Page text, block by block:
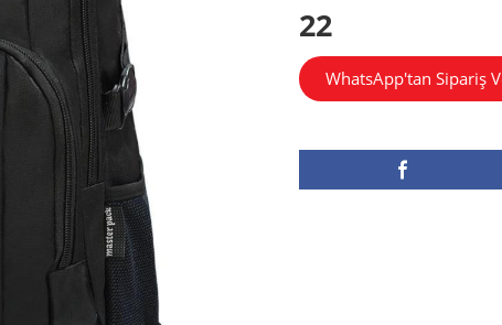
22
WhatsApp'tan Sipariş